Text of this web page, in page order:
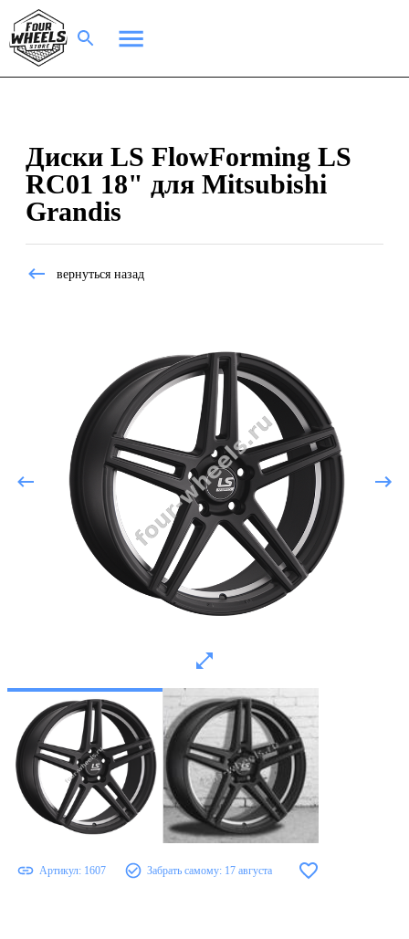
Диски LS FlowForming LS
RC01 18" для Mitsubishi
Grandis
вернуться назад
Артикул: 1607 Забрать самому: 17 августа